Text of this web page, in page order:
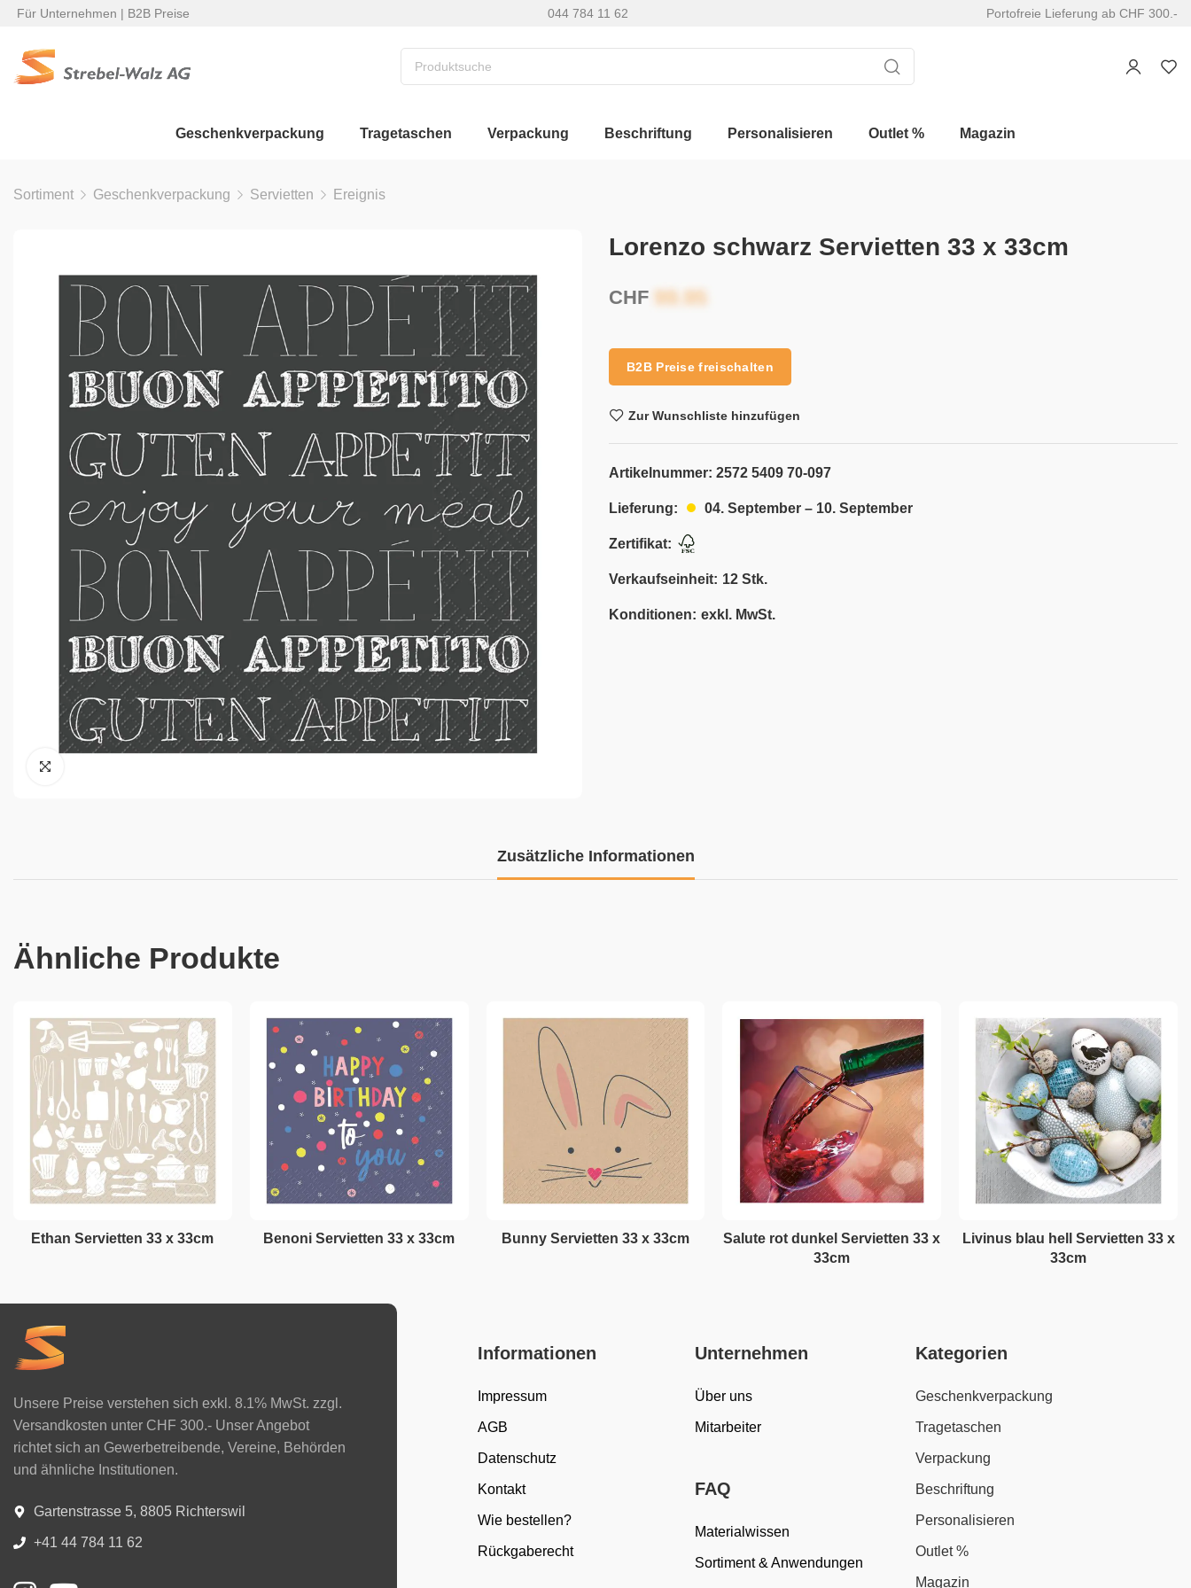
Für Unternehmen | B2B Preise 044 784 11 62 Portofreie Lieferung ab CHF 300.-
Geschenkverpackung Tragetaschen Verpackung Beschriftung Personalisieren Outlet % Magazin
Sortiment Geschenkverpackung Servietten Ereignis
Lorenzo schwarz Servietten 33 x 33cm
CHF
B2B Preise freischalten
Zur Wunschliste hinzufügen
Artikelnummer: 2572 5409 70-097
Lieferung: 04. September – 10. September
Zertifikat:
Verkaufseinheit: 12 Stk.
Konditionen: exkl. MwSt.
Zusätzliche Informationen
Ähnliche Produkte
Ethan Servietten 33 x 33cm Benoni Servietten 33 x 33cm Bunny Servietten 33 x 33cm
Salute rot dunkel Servietten 33 x
33cm
Livinus blau hell Servietten 33 x
33cm
Unsere Preise verstehen sich exkl. 8.1% MwSt. zzgl.
Versandkosten unter CHF 300.- Unser Angebot
richtet sich an Gewerbetreibende, Vereine, Behörden
und ähnliche Institutionen.
Gartenstrasse 5, 8805 Richterswil
+41 44 784 11 62
Informationen
Impressum
AGB
Datenschutz
Kontakt
Wie bestellen?
Rückgaberecht
Unternehmen
Über uns
Mitarbeiter
FAQ
Materialwissen
Sortiment & Anwendungen
Kategorien
Geschenkverpackung
Tragetaschen
Verpackung
Beschriftung
Personalisieren
Outlet %
Magazin